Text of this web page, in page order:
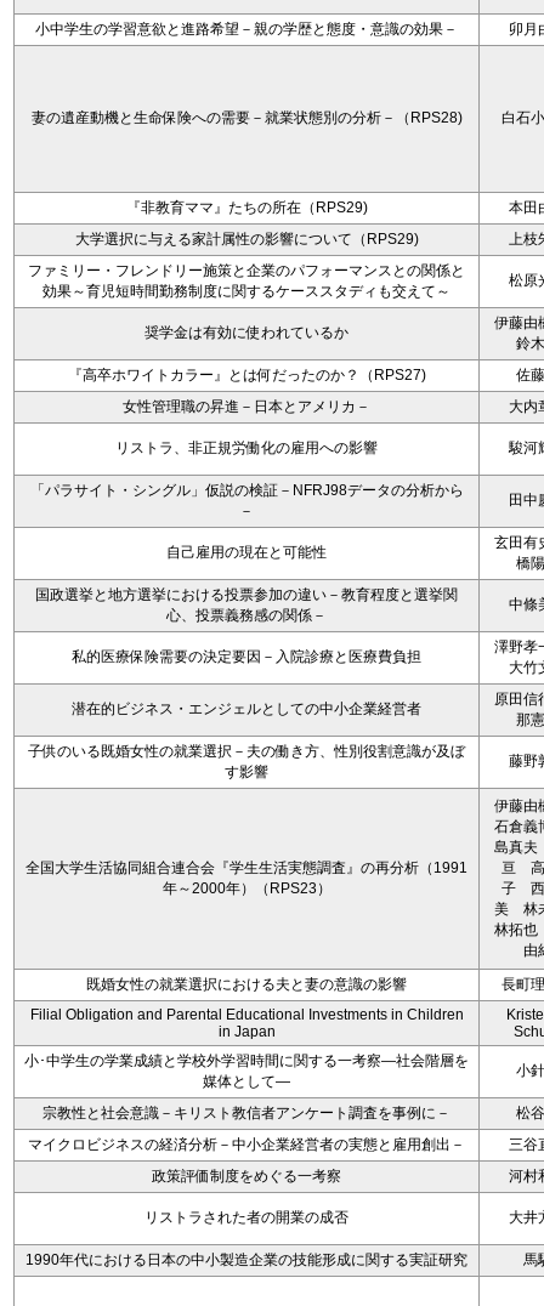
小中学生の学習意欲と進路希望－親の学歴と態度・意識の効果－ 卯月
妻の遺産動機と生命保険への需要－就業状態別の分析－（RPS28) 白石
『非教育ママ』たちの所在（RPS29)
本田
大学選択に与える家計属性の影響について（RPS29)
上枝
ファミリー・フレンドリー施策と企業のパフォーマンスとの関係と
効果～育児短時間勤務制度に関するケーススタディも交えて～
松原
奨学金は有効に使われているか
伊藤由
鈴
『高卒ホワイトカラー』とは何だったのか？（RPS27)
佐
女性管理職の昇進－日本とアメリカ－
大内
リストラ、非正規労働化の雇用への影響 駿河
「パラサイト・シングル」仮説の検証－NFRJ98データの分析から
－
田中
自己雇用の現在と可能性
玄田有
橋
国政選挙と地方選挙における投票参加の違い－教育程度と選挙関
心、投票義務感の関係－
中條
私的医療保険需要の決定要因－入院診療と医療費負担
澤野孝
大竹
潜在的ビジネス・エンジェルとしての中小企業経営者
原田信
那
子供のいる既婚女性の就業選択－夫の働き方、性別役割意識が及ぼ
す影響
藤野
全国大学生活協同組合連合会『学生生活実態調査』の再分析（1991
年～2000年）（RPS23）
伊藤
石倉
島真
亘 高
子 西
美 林
林拓
由
既婚女性の就業選択における夫と妻の意識の影響
長町
Filial Obligation and Parental Educational Investments in Children
in Japan
小･中学生の学業成績と学校外学習時間に関する一考察―社会階層を
媒体として―
小
宗教性と社会意識－キリスト教信者アンケート調査を事例に－
松
マイクロビジネスの経済分析－中小企業経営者の実態と雇用創出－
三谷
政策評価制度をめぐる一考察
河村
リストラされた者の開業の成否 大井
1990年代における日本の中小製造企業の技能形成に関する実証研究 馬